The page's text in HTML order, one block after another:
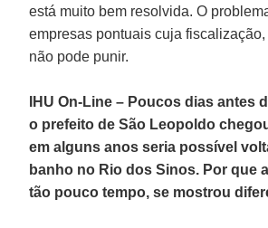
está muito bem resolvida. O
empresas pontuais cuja
não pode punir.
IHU On-Line – Poucos dias antes
o prefeito de São Leopoldo
em alguns anos seria possível
banho no Rio dos Sinos. Por que
tão pouco tempo, se mostrou